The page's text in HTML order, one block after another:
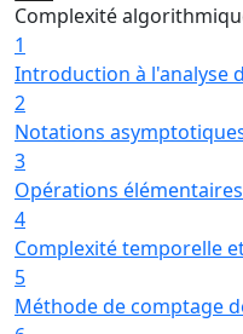
Complexité
1
Introduction à l'analyse
2
Notations
3
Opérations
4
Complexité temporelle
5
Méthode de comptage